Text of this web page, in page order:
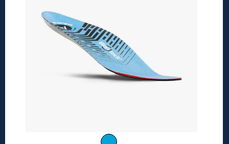
Ledige stillinger
Ledige stillinger
Følg oss på